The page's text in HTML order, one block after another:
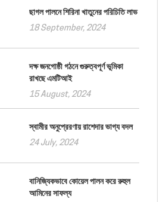
ছাগল পালনে শিরিনা খাতুনের পরিচিতি লাভ
18 September, 2024
দক্ষ জনগোষ্ঠী গঠনে গুরুত্বপূর্ণ ভূমিকা
রাখছে এমটিআই
15 August, 2024
স্বামীর অনুপ্রেরণায় রাশেদার ভাগ্য বদল
24 July, 2024
বানিজ্যিকভাবে কোয়েল পালন করে রুহুল
আমিনের সাফল্য